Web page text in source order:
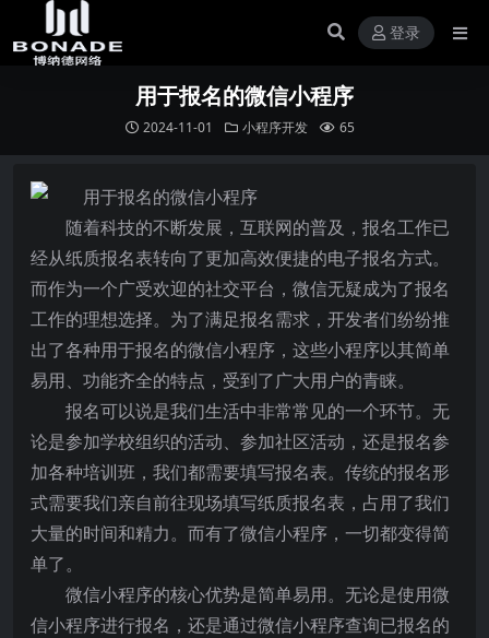
登录
用于报名的微信小程序
2024-11-01 小程序开发 65
随着科技的不断发展，互联网的普及，报名工作已
经从纸质报名表转向了更加高效便捷的电子报名方式。
而作为一个广受欢迎的社交平台，微信无疑成为了报名
工作的理想选择。为了满足报名需求，开发者们纷纷推
出了各种用于报名的微信小程序，这些小程序以其简单
易用、功能齐全的特点，受到了广大用户的青睐。
报名可以说是我们生活中非常常见的一个环节。无
论是参加学校组织的活动、参加社区活动，还是报名参
加各种培训班，我们都需要填写报名表。传统的报名形
式需要我们亲自前往现场填写纸质报名表，占用了我们
大量的时间和精力。而有了微信小程序，一切都变得简
单了。
微信小程序的核心优势是简单易用。无论是使用微
信小程序进行报名，还是通过微信小程序查询已报名的